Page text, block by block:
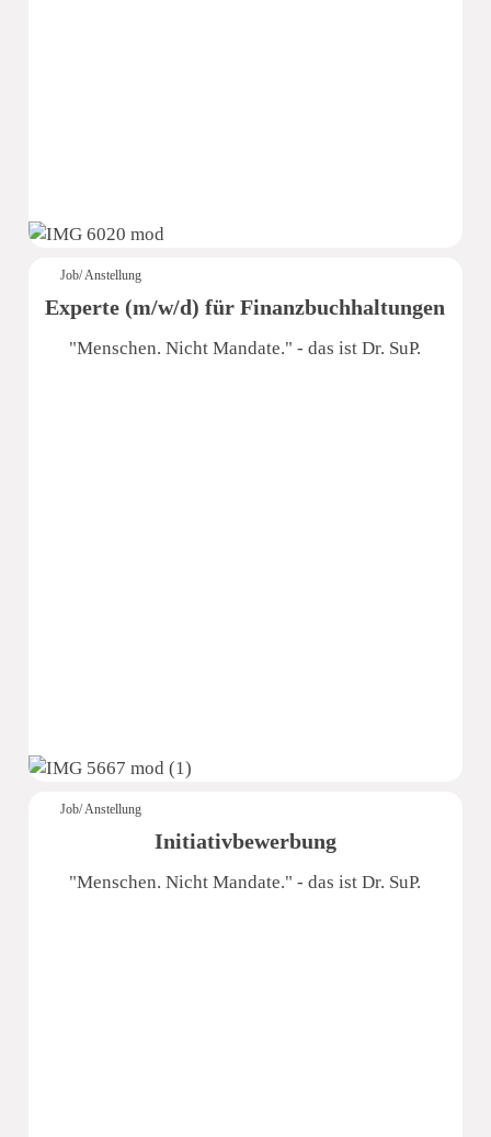
Job/ Anstellung
Experte (m/w/d) für Finanzbuchhaltungen
"Menschen. Nicht Mandate." - das ist Dr. SuP.
Job/ Anstellung
Initiativbewerbung
"Menschen. Nicht Mandate." - das ist Dr. SuP.